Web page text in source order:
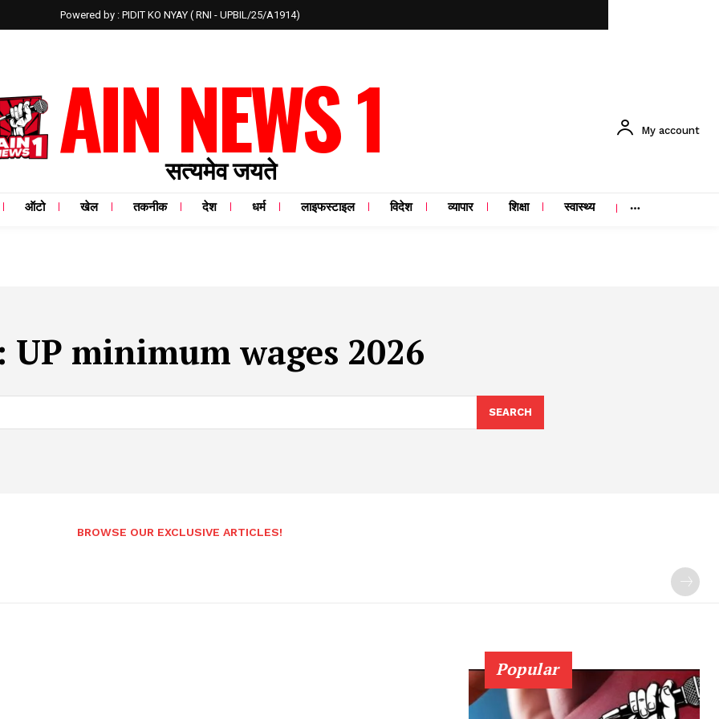
Powered by : PIDIT KO NYAY ( RNI - UPBIL/25/A1914)
AIN NEWS 1
सत्यमेव जयते
My account
ऑटो खेल तकनीक देश धर्म लाइफस्टाइल विदेश व्यापार शिक्षा स्वास्थ्य
UP minimum wages 2026
SEARCH
BROWSE OUR EXCLUSIVE ARTICLES!
Popular